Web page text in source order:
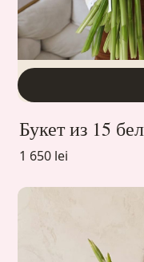
Букет из 15
1 650 lei